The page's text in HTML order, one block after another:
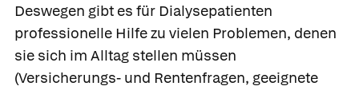
Deswegen gibt es für Dialysepatienten
professionelle Hilfe zu vielen Problemen, denen
sie sich im Alltag stellen müssen
(Versicherungs- und Rentenfragen, geeignete